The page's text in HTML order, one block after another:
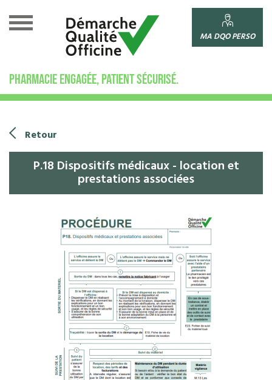
MA DQO PERSO
PHARMACIE ENGAGÉE, PATIENT SÉCURISÉ.
Retour
P.18 Dispositifs médicaux - location et
prestations associées